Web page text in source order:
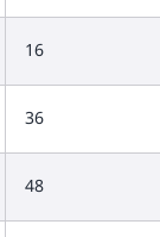
16
36
48